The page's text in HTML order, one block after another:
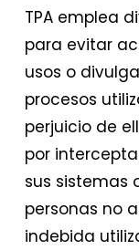
TPA emplea
para evitar
usos o
procesos
perjuicio de
por
sus sistemas
personas no
indebida